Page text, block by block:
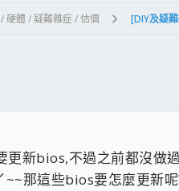
硬體 / 疑難雜症 / 估價 [DIY及疑
更新bios,不過之前都沒做
那這些bios要怎麼更新呢